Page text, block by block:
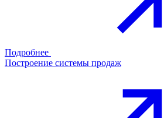
Подробнее
Построение системы продаж